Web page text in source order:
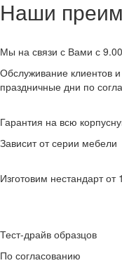
Наши
Мы на связи с Вами с
Обслуживание клиентов
праздничные дни по
Гарантия на всю
Зависит от серии мебели
Изготовим нестандарт от
Тест-драйв образцов
По согласованию